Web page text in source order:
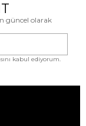
güncel olarak
kabul ediyorum.